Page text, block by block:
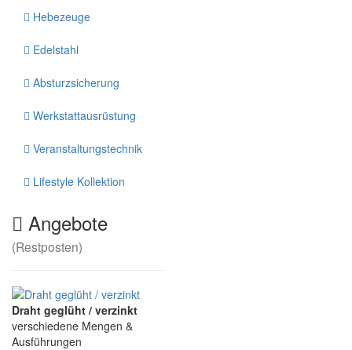
Hebezeuge
Edelstahl
Absturzsicherung
Werkstattausrüstung
Veranstaltungstechnik
Lifestyle Kollektion
Angebote
(Restposten)
Draht geglüht / verzinkt
verschiedene Mengen &
Ausführungen